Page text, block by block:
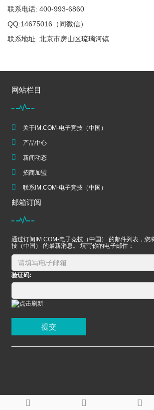
联系电话: 400-993-6860
QQ:14675016（同微信）
联系地址: 北京市房山区琉璃河镇
网站栏目
关于IM.COM-电子竞技（中国）
产品中心
新闻动态
招商加盟
联系IM.COM-电子竞技（中国）
邮箱订阅
通过订阅IM.COM-电子竞技（中国） 的邮件列表，您
技（中国） 的最新消息。 填写你的电子邮件：
验证码:
提交